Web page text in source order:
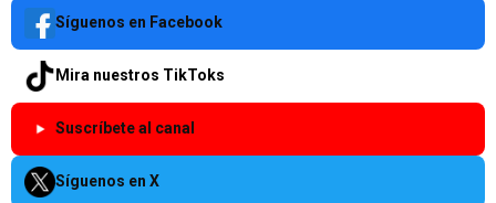
Síguenos en Facebook
Mira nuestros TikToks
Suscríbete al canal
Síguenos en X